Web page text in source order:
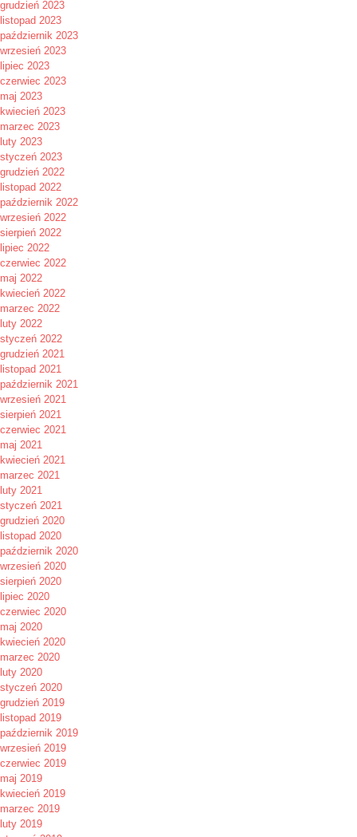
grudzień 2023
listopad 2023
październik 2023
wrzesień 2023
lipiec 2023
czerwiec 2023
maj 2023
kwiecień 2023
marzec 2023
luty 2023
styczeń 2023
grudzień 2022
listopad 2022
październik 2022
wrzesień 2022
sierpień 2022
lipiec 2022
czerwiec 2022
maj 2022
kwiecień 2022
marzec 2022
luty 2022
styczeń 2022
grudzień 2021
listopad 2021
październik 2021
wrzesień 2021
sierpień 2021
czerwiec 2021
maj 2021
kwiecień 2021
marzec 2021
luty 2021
styczeń 2021
grudzień 2020
listopad 2020
październik 2020
wrzesień 2020
sierpień 2020
lipiec 2020
czerwiec 2020
maj 2020
kwiecień 2020
marzec 2020
luty 2020
styczeń 2020
grudzień 2019
listopad 2019
październik 2019
wrzesień 2019
czerwiec 2019
maj 2019
kwiecień 2019
marzec 2019
luty 2019